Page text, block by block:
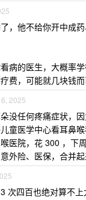
，他不给你开中成
病的医生，大概率
费，可能就几块钱而
2025
没任何疼痛症状，
童医学中心看耳鼻
医院，花 300 ，下
外险、医保，合并起
次四百也绝对算不上